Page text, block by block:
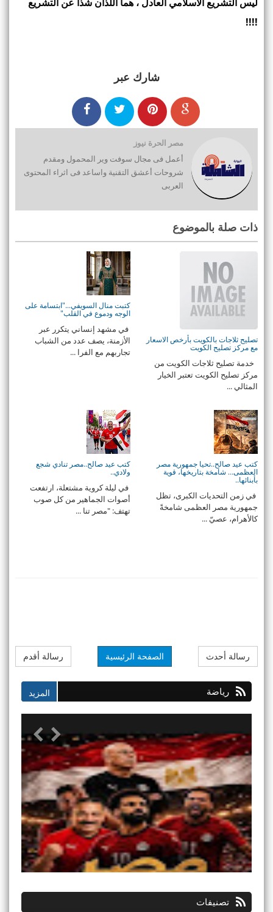
!!!!
شارك عبر
مصر الحرة نيوز
أعمل فى مجال سوفت وير المحمول ومقدم
شروحات أعشق التقنية واساعد فى اثراء المحتوى
العربى
ذات صلة بالموضوع
تصليح ثلاجات بالكويت بأرخص الاسعار
مع مركز تصليح الكويت
خدمة تصليح ثلاجات الكويت من
مركز تصليح الكويت تعتبر الخيار
المثالي ...
كتبت منال السويفي..."ابتسامة على
الوجه ودموع في القلب"
في مشهد إنساني يتكرر عبر
الأزمنة، يصف عدد من الشباب
تجاربهم مع الفرا ...
كتب عيد صالح..تحيا جمهورية مصر
العظمى… شامخة بتاريخها، قوية
بأبنائها..
في زمن التحديات الكبرى، تظل
جمهورية مصر العظمى شامخةً
كالأهرام، عصيّ ...
كتب عيد صالح..مصر تنادي شجع
ولادي..
في ليلة كروية مشتعلة، ارتفعت
أصوات الجماهير من كل صوب
تهتف: "مصر تنا ...
رسالة أحدث رسالة أقدم الصفحة الرئيسية
رياضة
تصنيفات